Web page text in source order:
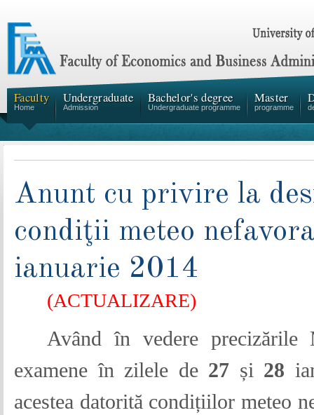
Faculty
Home
Undergraduate
Admission
Bachelor's degree
Undergraduate programme
Master
programme
Anunt cu privire la
condiţii meteo
ianuarie 2014
(ACTUALIZARE)
Având în vedere
examene în zilele de 27 și 28
acestea datorită condițiilor meteo